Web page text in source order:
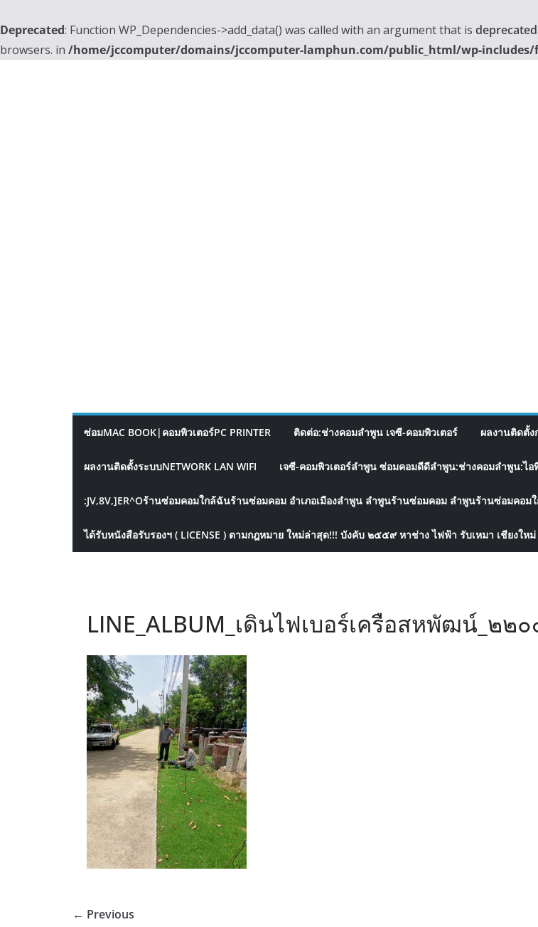
Deprecated: Function WP_Dependencies->add_data() was called with an argument that is deprecated
browsers. in /home/jccomputer/domains/jccomputer-lamphun.com/public_html/wp-
ซ่อมMAC BOOK|คอมพิวเตอร์PC PRINTER ติดต่อ:ช่างคอมลำพูน เจซี-คอมพิวเตอร์ ผลงานติดตั้ง
ผลงานติดตั้งระบบNETWORK LAN WIFI เจซี-คอมพิวเตอร์ลำพูน ซ่อมคอมดีดีลำพูน:ช่างคอมลำพูน:ไ
:JV,8V,]ER^Oร้านซ่อมคอมใกล้ฉันร้านซ่อมคอม อำเภอเมืองลำพูน ลำพูนร้านซ่อมคอม ลำพูนร้านซ่อมคอม
ได้รับหนังสือรับรองฯ ( LICENSE ) ตามกฎหมาย ใหม่ล่าสุด!!! บังคับ ๒๕๕๙ หาช่าง ไฟฟ้า รับเหมา เชียงให
LINE_ALBUM_เดินไฟเบอร์เครือสหพัฒน์_๒๒
← Previous